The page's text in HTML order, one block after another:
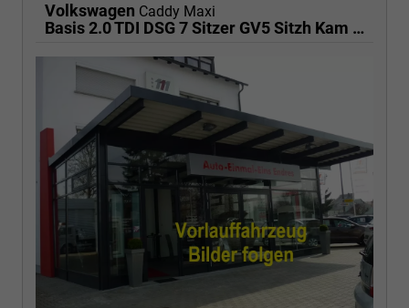
Volkswagen Caddy Maxi
Basis 2.0 TDI DSG 7 Sitzer GV5 Sitzh Kam PDC